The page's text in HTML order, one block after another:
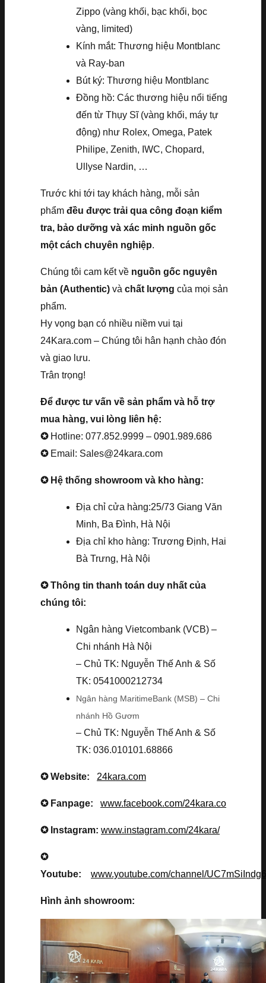
Zippo (vàng khối, bạc khối, bọc
vàng, limited)
Kính mắt: Thương hiệu Montblanc
và Ray-ban
Bút ký: Thương hiệu Montblanc
Đồng hồ: Các thương hiệu nổi tiếng
đến từ Thụy Sĩ (vàng khối, máy tự
động) như Rolex, Omega, Patek
Philipe, Zenith, IWC, Chopard,
Ullyse Nardin, …
Trước khi tới tay khách hàng, mỗi sản
phẩm đều được trải qua công đoạn kiểm
tra, bảo dưỡng và xác minh nguồn gốc
một cách chuyên nghiệp.
Chúng tôi cam kết về nguồn gốc nguyên
bản (Authentic) và chất lượng của mọi sản
phẩm.
Hy vọng bạn có nhiều niềm vui tại
24Kara.com – Chúng tôi hân hạnh chào đón
và giao lưu.
Trân trọng!
Để được tư vấn về sản phẩm và hỗ trợ
mua hàng, vui lòng liên hệ:
✪ Hotline: 077.852.9999 – 0901.989.686
✪ Email: Sales@24kara.com
✪ Hệ thống showroom và kho hàng:
Địa chỉ cửa hàng:25/73 Giang Văn
Minh, Ba Đình, Hà Nội
Địa chỉ kho hàng: Trương Định, Hai
Bà Trưng, Hà Nội
✪ Thông tin thanh toán duy nhất của
chúng tôi:
Ngân hàng Vietcombank (VCB) –
Chi nhánh Hà Nội
– Chủ TK: Nguyễn Thế Anh & Số
TK: 0541000212734
Ngân hàng MaritimeBank (MSB) – Chi
nhánh Hồ Gươm
– Chủ TK: Nguyễn Thế Anh & Số
TK: 036.010101.68866
✪ Website: 24kara.com
✪ Fanpage: www.facebook.com/24kara.co
✪ Instagram: www.instagram.com/24kara/
✪
Youtube: www.youtube.com/channel/
Hình ảnh showroom: